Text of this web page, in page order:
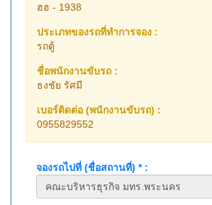
ฮฮ - 1938
ประเภทของรถที่ทำการจอง :
รถตู้
ชื่อพนักงานขับรถ :
ธงชัย รัศมี
เบอร์ติดต่อ (พนักงานขับรถ) :
0955829552
จองรถไปที่ (ชื่อสถานที่) * :